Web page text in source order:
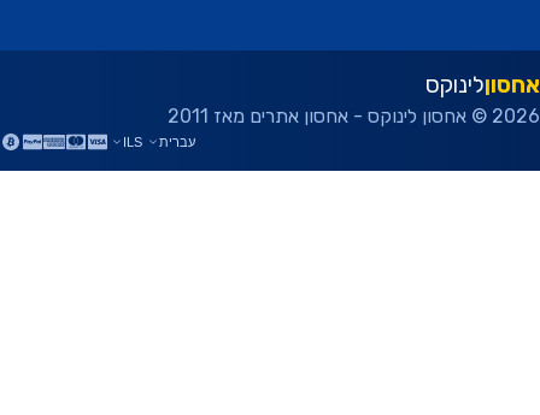
לינוקס
מאז 2011
עברית ILS